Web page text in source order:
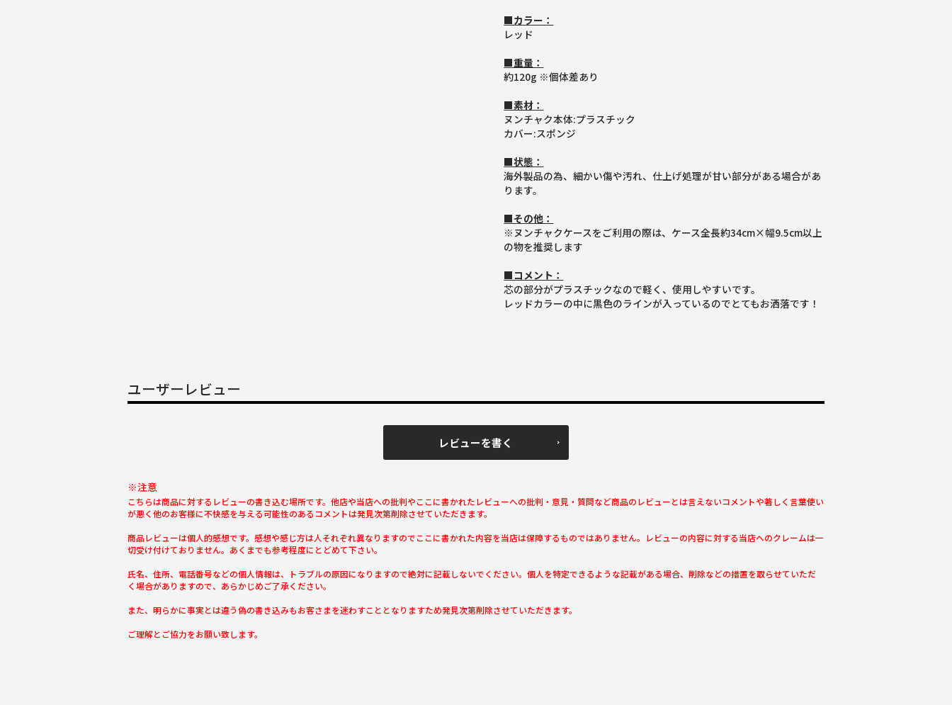
■カラー：
レッド
■重量：
約120g ※個体差あり
■素材：
ヌンチャク本体:プラスチック
カバー:スポンジ
■状態：
海外製品の為、細かい傷や汚れ、仕上げ処理が甘い部分がある場合があ
ります。
■その他：
※ヌンチャクケースをご利用の際は、ケース全長約34cm×幅9.5cm以上
の物を推奨します
■コメント：
芯の部分がプラスチックなので軽く、使用しやすいです。
レッドカラーの中に黒色のラインが入っているのでとてもお洒落です！
ユーザーレビュー
レビューを書く
※注意
こちらは商品に対するレビューの書き込む場所です。他店や当店への批判やここに書かれたレビューへの批判・意見・質問など商品のレビューとは言えないコメントや著しく言葉使い
が悪く他のお客様に不快感を与える可能性のあるコメントは発見次第削除させていただきます。
商品レビューは個人的感想です。感想や感じ方は人それぞれ異なりますのでここに書かれた内容を当店は保障するものではありません。レビューの内容に対する当店へのクレームは一
切受け付けておりません。あくまでも参考程度にとどめて下さい。
氏名、住所、電話番号などの個人情報は、トラブルの原因になりますので絶対に記載しないでください。個人を特定できるような記載がある場合、削除などの措置を取らせていただ
く場合がありますので、あらかじめご了承ください。
また、明らかに事実とは違う偽の書き込みもお客さまを迷わすこととなりますため発見次第削除させていただきます。
ご理解とご協力をお願い致します。